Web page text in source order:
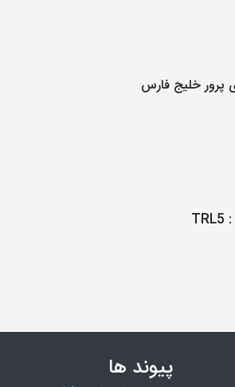
پرور خلیج فارس
:
TRL5
پیوند ها